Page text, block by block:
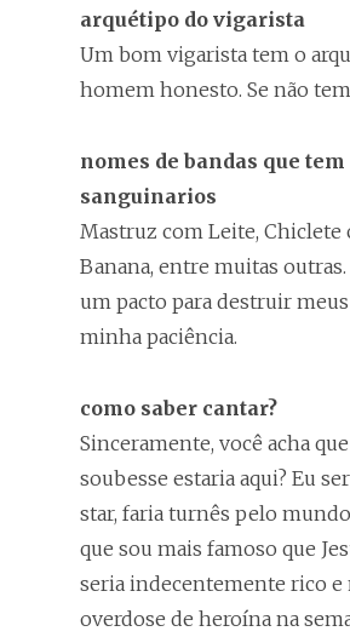
arquétipo do vigarista
Um bom vigarista tem o
homem honesto. Se não
nomes de bandas que tem
sanguinarios
Mastruz com Leite, Chiclete
Banana, entre muitas
um pacto para destruir
minha paciência.
como saber cantar?
Sinceramente, você acha
soubesse estaria aqui? Eu
star, faria turnês pelo
que sou mais famoso que
seria indecentemente rico e
overdose de heroína na